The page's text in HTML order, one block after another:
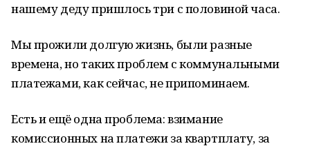
нашему деду пришлось три с половиной часа.
Мы прожили долгую жизнь, были разные
времена, но таких проблем с коммунальными
платежами, как сейчас, не припоминаем.
Есть и ещё одна проблема: взимание
комиссионных на платежи за квартплату, за